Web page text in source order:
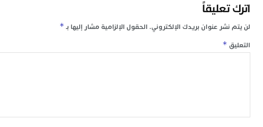
اترك تعليقاً
لن يتم نشر عنوان بريدك الإلكتروني. الحقول الإلزامية مشار إليها بـ*
التعليق *